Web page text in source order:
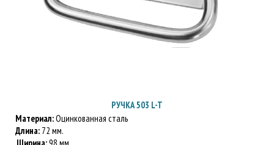
РУЧКА 503 L-T
Материал:Оцинкованная сталь
Длина: 72 мм.